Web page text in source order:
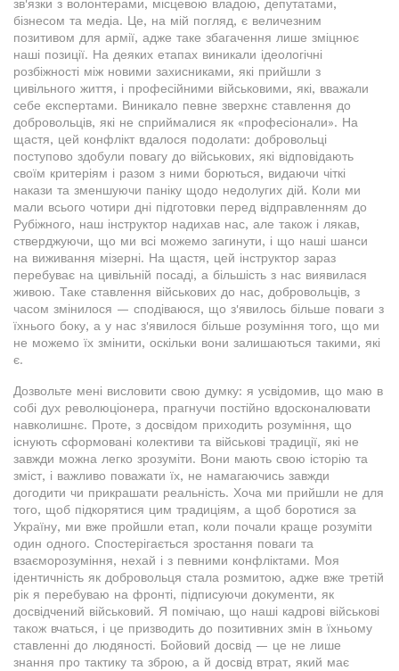
зв'язки з волонтерами, місцевою владою, депутатами,
бізнесом та медіа. Це, на мій погляд, є величезним
позитивом для армії, адже таке збагачення лише зміцнює
наші позиції. На деяких етапах виникали ідеологічні
розбіжності між новими захисниками, які прийшли з
цивільного життя, і професійними військовими, які, вважали
себе експертами. Виникало певне зверхнє ставлення до
добровольців, які не сприймалися як «професіонали». На
щастя, цей конфлікт вдалося подолати: добровольці
поступово здобули повагу до військових, які відповідають
своїм критеріям і разом з ними борються, видаючи чіткі
накази та зменшуючи паніку щодо недолугих дій. Коли ми
мали всього чотири дні підготовки перед відправленням до
Рубіжного, наш інструктор надихав нас, але також і лякав,
стверджуючи, що ми всі можемо загинути, і що наші шанси
на виживання мізерні. На щастя, цей інструктор зараз
перебуває на цивільній посаді, а більшість з нас виявилася
живою. Таке ставлення військових до нас, добровольців, з
часом змінилося — сподіваюся, що з'явилось більше поваги з
їхнього боку, а у нас з'явилося більше розуміння того, що ми
не можемо їх змінити, оскільки вони залишаються такими, які
є.
Дозвольте мені висловити свою думку: я усвідомив, що маю в
собі дух революціонера, прагнучи постійно вдосконалювати
навколишнє. Проте, з досвідом приходить розуміння, що
існують сформовані колективи та військові традиції, які не
завжди можна легко зрозуміти. Вони мають свою історію та
зміст, і важливо поважати їх, не намагаючись завжди
догодити чи прикрашати реальність. Хоча ми прийшли не для
того, щоб підкорятися цим традиціям, а щоб боротися за
Україну, ми вже пройшли етап, коли почали краще розуміти
один одного. Спостерігається зростання поваги та
взаєморозуміння, нехай і з певними конфліктами. Моя
ідентичність як добровольця стала розмитою, адже вже третій
рік я перебуваю на фронті, підписуючи документи, як
досвідчений військовий. Я помічаю, що наші кадрові військові
також вчаться, і це призводить до позитивних змін в їхньому
ставленні до людяності. Бойовий досвід — це не лише
знання про тактику та зброю, а й досвід втрат, який має